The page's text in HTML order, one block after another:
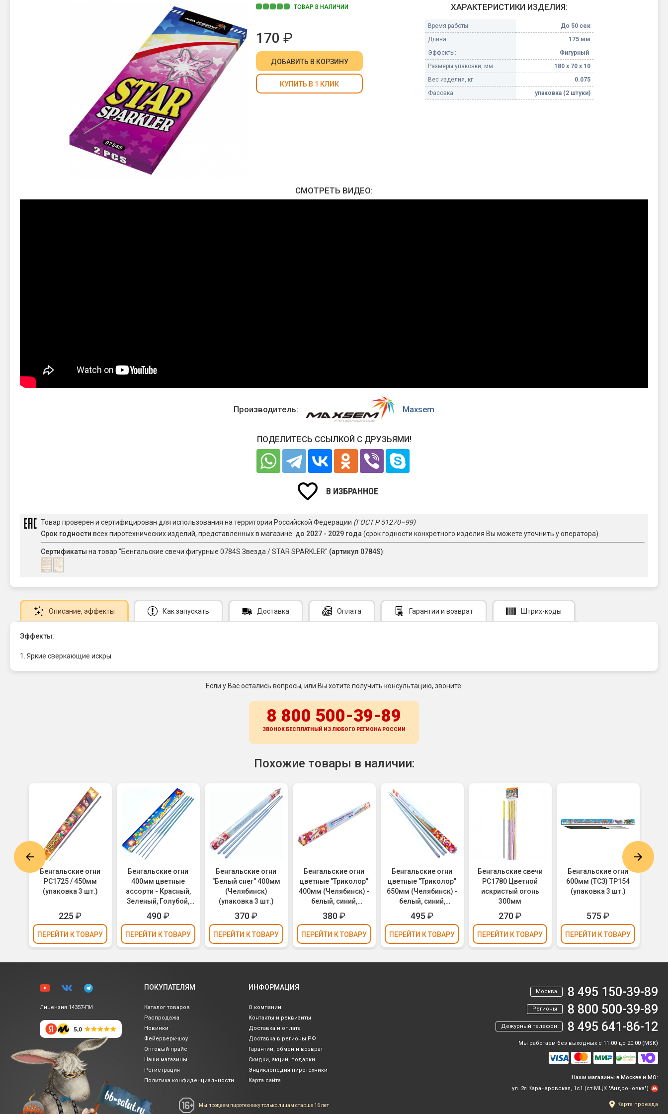
Батареи салютов
Маленькие фейерверки
Средние фейерверки
Петарды
Терочные
Фитильные
Лимонки, гранаты
Корсары
Летающие и наземные
Цветной дым
Бенгальские огни малые
Бенгальские огни большие
Фонтаны пиротехнические
Небесные фонарики
Оборудование для
ТОВАР В НАЛИЧИИ
170 ₽
ДОБАВИТЬ В КОРЗИНУ
КУПИТЬ В 1 КЛИК
ХАРАКТЕРИСТИКИ ИЗДЕЛИЯ:
Время работы:
До 50 сек
Длина:
175 мм
Эффекты:
Фигурный
Размеры упаковки, мм:
180 х 70 х 10
Вес изделия, кг:
0.075
Фасовка:
упаковка (2 штуки)
СМОТРЕТЬ ВИДЕО:
Производитель: Maxsem
ПОДЕЛИТЕСЬ ССЫЛКОЙ С ДРУЗЬЯМИ!
В ИЗБРАННОЕ
Товар проверен и сертифицирован для использования на территории Российской Федерации (ГОСТ Р 51270–99)
Срок годности всех пиротехнических изделий, представленных в магазине: до 2027 - 2029 года (срок годности конкретного изделия Вы можете уточнить у оператора)
Сертификаты на товар "Бенгальские свечи фигурные 0784S Звезда / STAR SPARKLER" (артикул 0784S):
Описание, эффекты Как запускать Доставка Оплата Гарантии и возврат Штрих-коды
Эффекты:
1. Яркие сверкающие искры.
Если у Вас остались вопросы, или Вы хотите получить консультацию, звоните:
8 800 500-39-89
ЗВОНОК БЕСПЛАТНЫЙ ИЗ ЛЮБОГО РЕГИОНА РОССИИ
Похожие товары в наличии:
Бенгальские огни
РС1725 / 450мм
(упаковка 3 шт.)
225 ₽
ПЕРЕЙТИ К ТОВАРУ
Бенгальские огни
400мм цветные
ассорти - Красный,
Зеленый, Голубой,
Желтый (Челябинск)
ЧЛ-400цп
490₽
ПЕРЕЙТИ К ТОВАРУ
Бенгальские огни
"Белый снег" 400мм
(Челябинск)
(упаковка 3 шт.)
370₽
ПЕРЕЙТИ К ТОВАРУ
Бенгальские огни
цветные "Триколор"
400мм (Челябинск) -
белый, синий,
красный (упаковка 3
шт.)
380₽
ПЕРЕЙТИ К ТОВАРУ
Бенгальские огни
цветные "Триколор"
650мм (Челябинск) -
белый, синий,
красный (упаковка 3
шт.)
495 ₽
ПЕРЕЙТИ К ТОВАРУ
Бенгальские свечи
РС1780 Цветной
искристый огонь
300мм
270₽
ПЕРЕЙТИ К ТОВАРУ
Бенгальские огни
600мм (ТСЗ) ТР154
(упаковка 3 шт.)
575 ₽
ПЕРЕЙТИ К ТОВАРУ
Лицензия 14357-ПИ
ПОКУПАТЕЛЯМ
Каталог товаров
Распродажа
Новинки
Фейерверк-шоу
Оптовый прайс
Наши магазины
Регистрация
Политика конфиденциальности
ИНФОРМАЦИЯ
О компании
Контакты и реквизиты
Доставка и оплата
Доставка в регионы РФ
Гарантии, обмен и возврат
Скидки, акции, подарки
Энциклопедия пиротехники
Карта сайта
Мы продаем пиротехнику только лицам старше 16 лет
Москва 8 495 150-39-89
Регионы 8 800 500-39-89
Дежурный телефон 8 495 641-86-12
Мы работаем без выходных с 11:00 до 20:00 (MSK)
Наши магазины в Москве и МО:
ул. 2я Карачаровская, 1с1 (ст.МЦК "Андроновка")
Карта проезда